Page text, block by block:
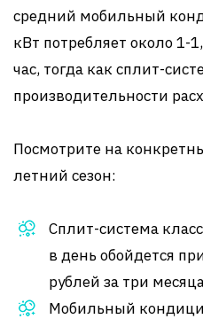
средний мобильный
кВт потребляет около 1-
час, тогда как сплит-
производительности
Посмотрите на
летний сезон:
Сплит-система
в день обойдется
рублей за три
Мобильный